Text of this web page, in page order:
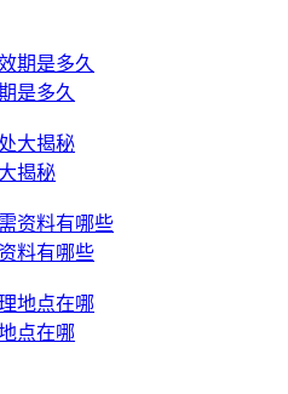
是多久
揭秘
料有哪些
点在哪